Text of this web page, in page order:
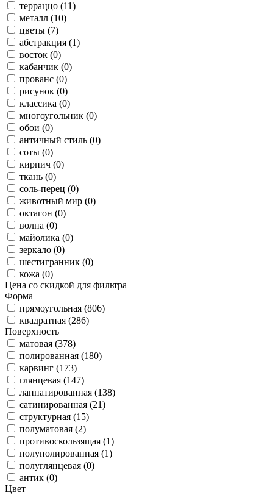
терраццо (11)
металл (10)
цветы (7)
абстракция (1)
восток (0)
кабанчик (0)
прованс (0)
рисунок (0)
классика (0)
многоугольник (0)
обои (0)
античный стиль (0)
соты (0)
кирпич (0)
ткань (0)
соль-перец (0)
животный мир (0)
октагон (0)
волна (0)
майолика (0)
зеркало (0)
шестигранник (0)
кожа (0)
Цена со скидкой для фильтра
Форма
прямоугольная (806)
квадратная (286)
Поверхность
матовая (378)
полированная (180)
карвинг (173)
глянцевая (147)
лаппатированная (138)
сатинированная (21)
структурная (15)
полуматовая (2)
противоскользящая (1)
полуполированная (1)
полуглянцевая (0)
антик (0)
Цвет